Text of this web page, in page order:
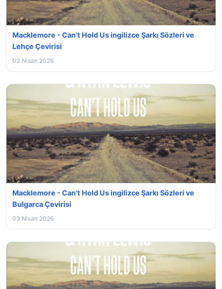
Macklemore - Can’t Hold Us ingilizce Şarkı Sözleri ve
Lehçe Çevirisi
03 Nisan 2026
Macklemore - Can’t Hold Us ingilizce Şarkı Sözleri ve
Bulgarca Çevirisi
03 Nisan 2026